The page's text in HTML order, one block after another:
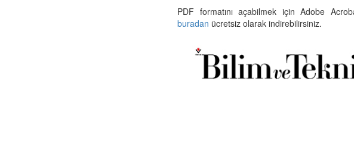
PDF formatını açabilmek için Adobe
buradan ücretsiz olarak indirebilirsiniz.